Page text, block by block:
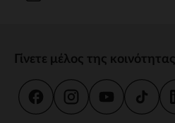
Γίνετε μέλος της κοινότητας